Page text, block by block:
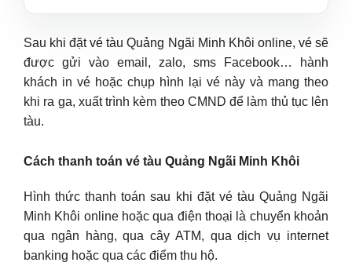
Sau khi đặt vé tàu Quảng Ngãi Minh Khôi online, vé sẽ
được gửi vào email, zalo, sms Facebook… hành
khách in vé hoặc chụp hình lại vé này và mang theo
khi ra ga, xuất trình kèm theo CMND để làm thủ tục lên
tàu.
Cách thanh toán vé tàu Quảng Ngãi Minh Khôi
Hình thức thanh toán sau khi đặt vé tàu Quảng Ngãi
Minh Khôi online hoặc qua điện thoại là chuyển khoản
qua ngân hàng, qua cây ATM, qua dịch vụ internet
banking hoặc qua các điểm thu hộ.